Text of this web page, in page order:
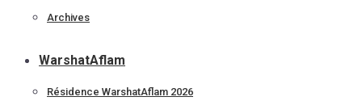
Archives
WarshatAflam
Résidence WarshatAflam 2026